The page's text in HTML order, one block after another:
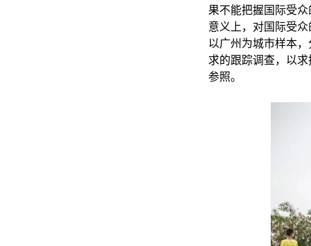
果不能把握国际受
意义上，对国际受
以广州为城市样本，
求的跟踪调查，以
参照。